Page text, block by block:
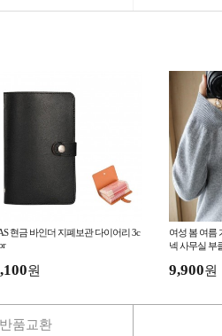
현금 바인더 지폐보관 다이어리 3c
원
여성 봄 여름
넥 사무실 부
9,900원
반품교환